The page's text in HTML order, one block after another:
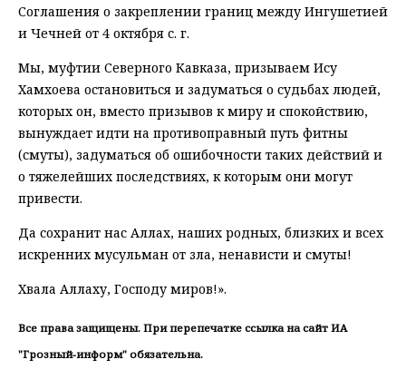
Соглашения о закреплении границ между Ингушетией
и Чечней от 4 октября с. г.
Мы, муфтии Северного Кавказа, призываем Ису
Хамхоева остановиться и задуматься о судьбах людей,
которых он, вместо призывов к миру и спокойствию,
вынуждает идти на противоправный путь фитны
(смуты), задуматься об ошибочности таких действий и
о тяжелейших последствиях, к которым они могут
привести.
Да сохранит нас Аллах, наших родных, близких и всех
искренних мусульман от зла, ненависти и смуты!
Хвала Аллаху, Господу миров!».
Все права защищены. При перепечатке ссылка на сайт ИА
"Грозный-информ" обязательна.